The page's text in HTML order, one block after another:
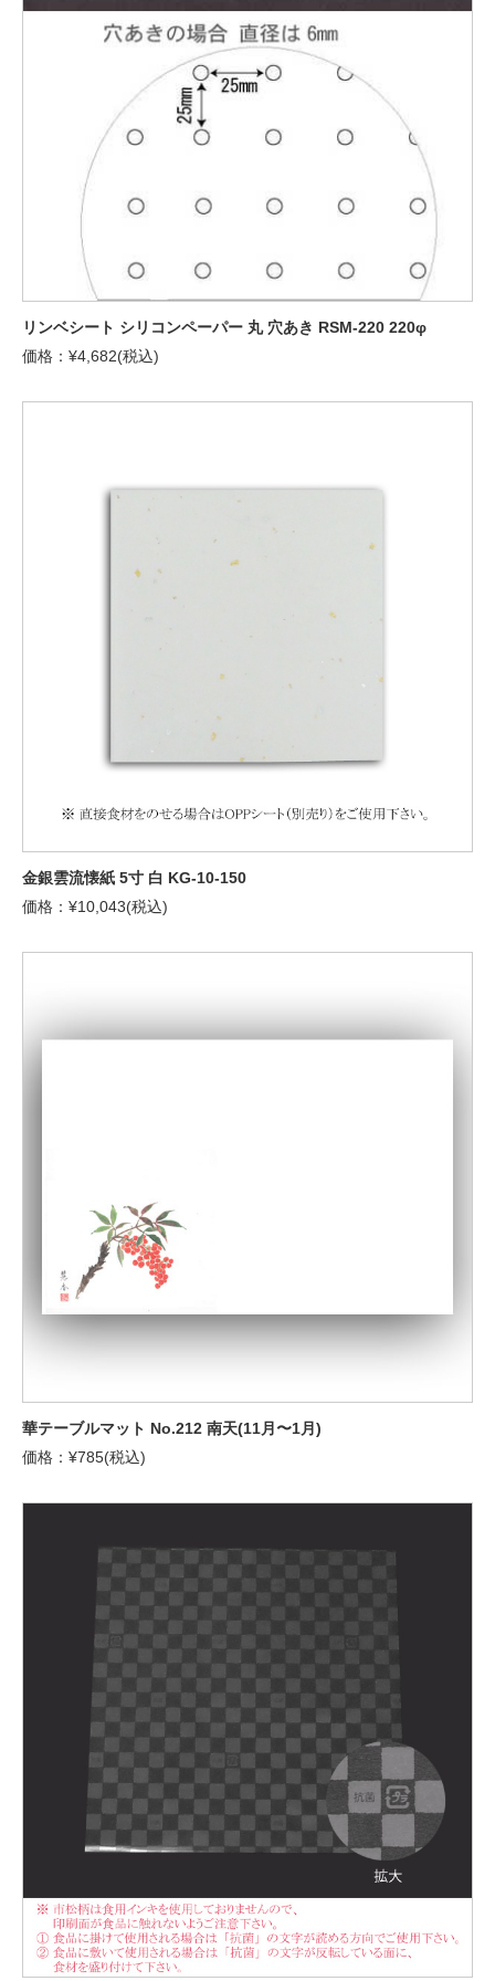
リンベシート シリコンペーパー 丸 穴あき RSM-220 220φ
価格：¥4,682(税込)
金銀雲流懐紙 5寸 白 KG-10-150
価格：¥10,043(税込)
華テーブルマット No.212 南天(11月〜1月)
価格：¥785(税込)